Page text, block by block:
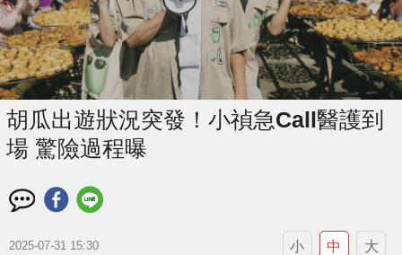
胡瓜出遊狀況突發！小禎急Call醫護到
場 驚險過程曝
2025-07-31 15:30 小 中 大